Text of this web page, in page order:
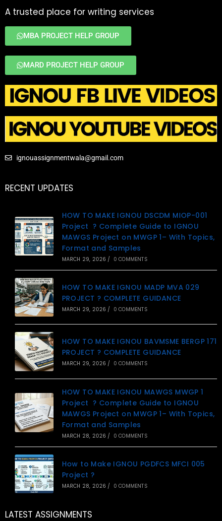
A trusted place for writing services
MBA PROJECT HELP GROUP
MARD PROJECT HELP GROUP
ignouassignmentwala@gmail.com
RECENT UPDATES
HOW TO MAKE IGNOU DSCDM MIOP-001
Project ? Complete Guide to IGNOU
MAWGS Project on MWGP 1– With Topics,
Format and Samples
MARCH 29, 2026 / 0 COMMENTS
HOW TO MAKE IGNOU MADP MVA 029
PROJECT ? COMPLETE GUIDANCE
MARCH 29, 2026 / 0 COMMENTS
HOW TO MAKE IGNOU BAVMSME BERGP 171
PROJECT ? COMPLETE GUIDANCE
MARCH 29, 2026 / 0 COMMENTS
HOW TO MAKE IGNOU MAWGS MWGP 1
Project ? Complete Guide to IGNOU
MAWGS Project on MWGP 1– With Topics,
Format and Samples
MARCH 28, 2026 / 0 COMMENTS
How to Make IGNOU PGDFCS MFCI 005
Project ?
MARCH 28, 2026 / 0 COMMENTS
LATEST ASSIGNMENTS